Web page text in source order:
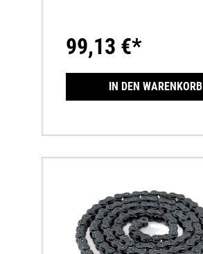
99,13 €*
IN DEN WARENKORB